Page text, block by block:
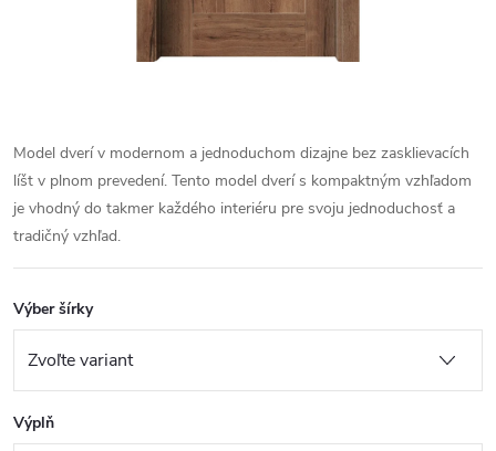
Model dverí v modernom a jednoduchom dizajne bez zasklievacích
líšt v plnom prevedení. Tento model dverí s kompaktným vzhľadom
je vhodný do takmer každého interiéru pre svoju jednoduchosť a
tradičný vzhľad.
Výber šírky
Výplň